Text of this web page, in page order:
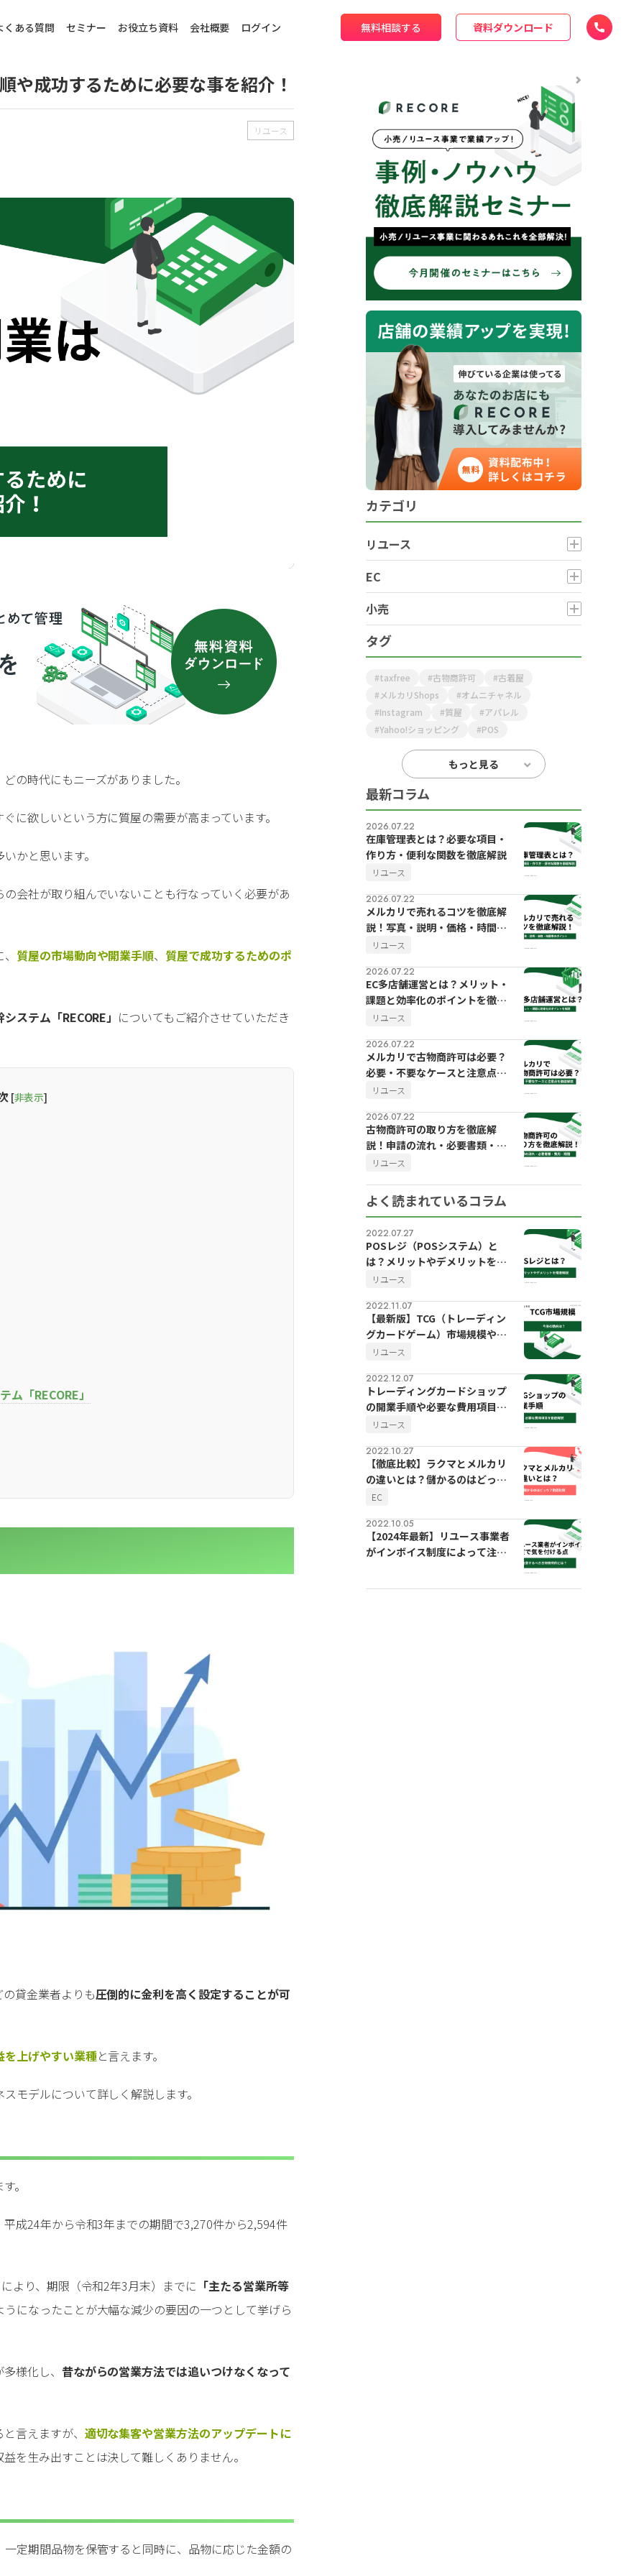
くある質問 セミナー お役立ち資料 会社概要 ログイン 無料相談する 資料ダウンロード
や成功するために必要な事を紹介！
リユース
の時代にもニーズがありました。
に欲しいという方に質屋の需要が高まっています。
かと思います。
会社が取り組んでいないことも行なっていく必要があ
質屋の市場動向や開業手順、 質屋で成功するためのポ
ステム「RECORE」 についてもご紹介させていただき
[非表示]
「RECORE」
貸金業者よりも圧倒的に金利を高く設定することが可
を上げやすい業種と言えます。
モデルについて詳しく解説します。
。
成24年から令和3年までの期間で3,270件から2,594件
より、期限（令和2年3月末）までに 「主たる営業所等
うになったことが大幅な減少の要因の一つとして挙げら
様化し、 昔ながらの営業方法では追いつけなくなって
言えますが、 適切な集客や営業方法のアップデートに
を生み出すことは決して難しくありません。
定期間品物を保管すると同時に、品物に応じた金額の
カテゴリ
リユース
EC
小売
タグ
taxfree 古物商許可
古着屋
メルカリShops
オムニチャネル
Instagram
質屋
アパレル
Yahoo!ショッピング
POS
もっと見る
最新コラム
2026.07.22
在庫管理表とは？必要な項目・
作り方・便利な関数を徹底解説
リユース
2026.07.22
メルカリで売れるコツを徹底解
説！写真・説明・価格・時間帯
のポイント
リユース
2026.07.22
EC多店舗運営とは？メリット・
課題と効率化のポイントを徹底
解説
リユース
2026.07.22
メルカリで古物商許可は必要？
必要・不要なケースと注意点を
徹底解説
リユース
2026.07.22
古物商許可の取り方を徹底解
説！申請の流れ・必要書類・費
用・期間
リユース
よく読まれているコラム
2022.07.27
POSレジ（POSシステム）と
は？メリットやデメリットを徹
底解説
リユース
2022.11.07
【最新版】TCG（トレーディン
グカードゲーム）市場規模や今
後の動向
リユース
2022.12.07
トレーディングカードショップ
の開業手順や必要な費用項目を
徹底解説
リユース
2022.10.27
【徹底比較】ラクマとメルカリ
の違いとは？儲かるのはどっ
ち？
EC
2022.10.05
【2024年最新】リユース事業者
がインボイス制度によって注意
資料ダウンロードの一覧へ